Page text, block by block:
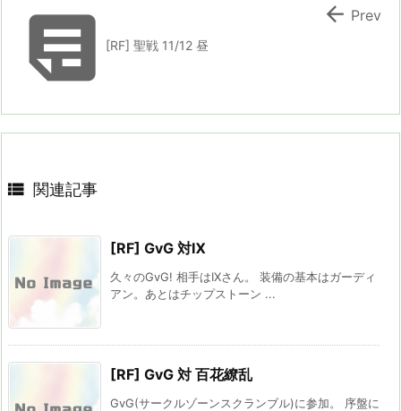
[RF] 聖戦 11/12 昼
 Prev
 関連記事
[RF] GvG 対Ⅸ
久々のGvG! 相手はIXさん。 装備の基本はガーディ
アン。あとはチップストーン ...
[RF] GvG 対 百花繚乱
GvG(サークルゾーンスクランブル)に参加。 序盤に